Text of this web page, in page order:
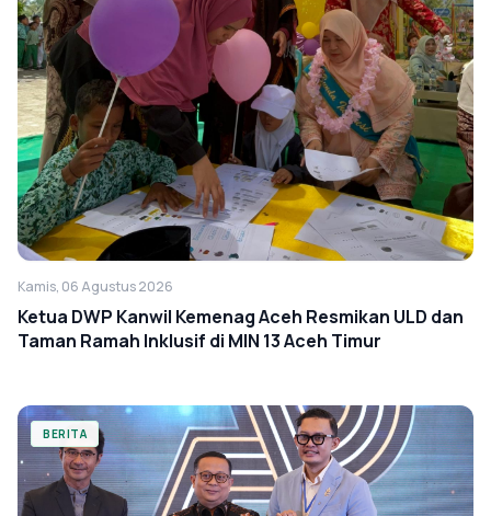
Kamis, 06 Agustus 2026
Ketua DWP Kanwil Kemenag Aceh Resmikan ULD dan
Taman Ramah Inklusif di MIN 13 Aceh Timur
BERITA